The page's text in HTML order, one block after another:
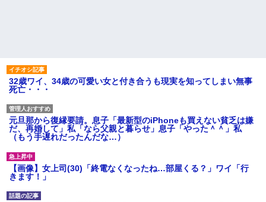
32歳ワイ、34歳の可愛い女と付き合うも現実を知ってしまい無事
死亡・・・
元旦那から復縁要請。息子「最新型のiPhoneも買えない貧乏は嫌
だ、再婚して」私「なら父親と暮らせ」息子「やった＾＾」私
（もう手遅れだったんだな…）
【画像】女上司(30)「終電なくなったね…部屋くる？」ワイ「行
きます！」